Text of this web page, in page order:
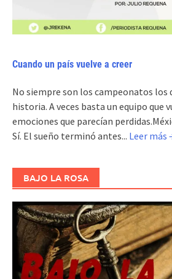
Cuando un país vuelve a creer
No siempre son los campeonatos los
historia. A veces basta un equipo que
emociones que parecían
Sí. El sueño terminó antes... Leer más
BAJO LA ROSA